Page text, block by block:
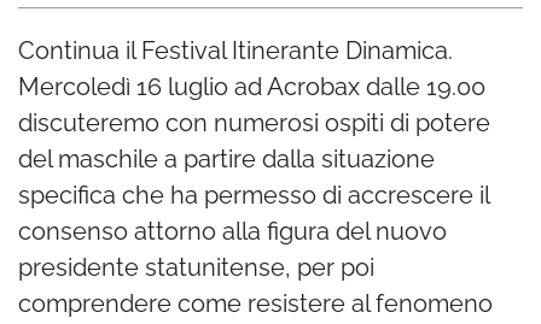
Continua il Festival Itinerante Dinamica.
Mercoledì 16 luglio ad Acrobax dalle 19.00
discuteremo con numerosi ospiti di potere
del maschile a partire dalla situazione
specifica che ha permesso di accrescere il
consenso attorno alla figura del nuovo
presidente statunitense, per poi
comprendere come resistere al fenomeno